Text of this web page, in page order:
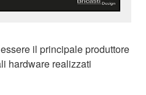
il principale produttore
hardware realizzati